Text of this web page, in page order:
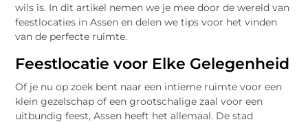
wils is. In dit artikel nemen we je mee door de wereld van
feestlocaties in Assen en delen we tips voor het vinden
van de perfecte ruimte.
Feestlocatie voor Elke Gelegenheid
Of je nu op zoek bent naar een intieme ruimte voor een
klein gezelschap of een grootschalige zaal voor een
uitbundig feest, Assen heeft het allemaal. De stad